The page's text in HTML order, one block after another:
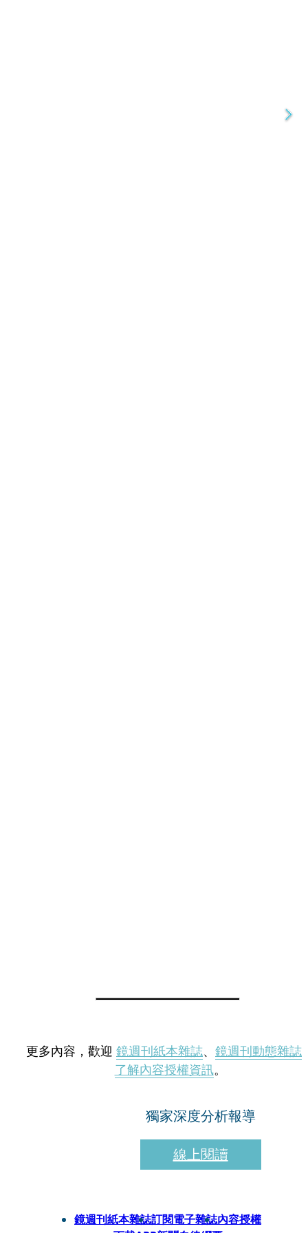
更多內容，歡迎 鏡週刊紙本雜誌、 鏡週刊動態雜誌
了解內容授權資訊。
獨家深度分析報導
線上閱讀
鏡週刊紙本雜誌訂閱電子雜誌內容授權